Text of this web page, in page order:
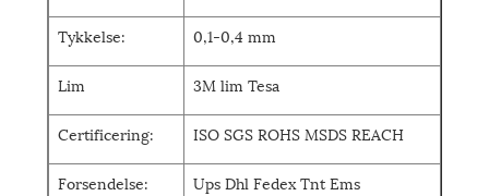
Tykkelse: 0,1-0,4 mm
Lim 3M lim Tesa
Certificering: ISO SGS ROHS MSDS REACH
Forsendelse: Ups Dhl Fedex Tnt Ems